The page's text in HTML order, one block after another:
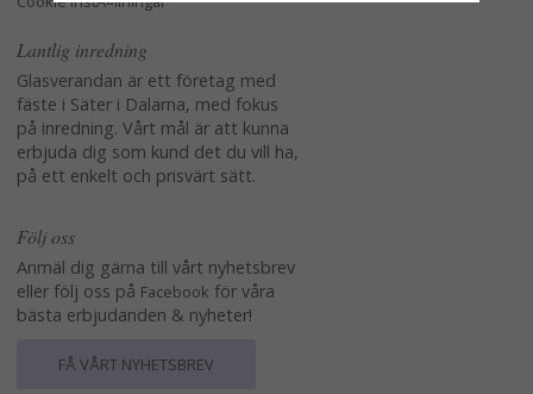
Lantlig inredning
Glasverandan är ett företag med
fäste i Säter i Dalarna, med fokus
på inredning. Vårt mål är att kunna
erbjuda dig som kund det du vill ha,
på ett enkelt och prisvärt sätt.
Följ oss
Anmäl dig gärna till vårt nyhetsbrev
eller följ oss på Facebook för våra
bästa erbjudanden & nyheter!
FÅ VÅRT NYHETSBREV